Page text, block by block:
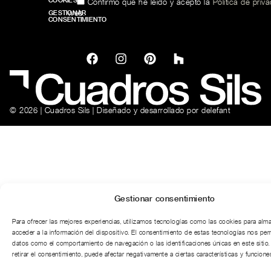
Gestionar consentimiento
Para ofrecer las mejores experiencias, utilizamos tecnologías como las cookies para
acceder a la información del dispositivo. El consentimiento de estas tecnologías nos
datos como el comportamiento de navegación o las identificaciones únicas en este
retirar el consentimiento, puede afectar negativamente a ciertas características y
GESTIONAR
CONSENTIMIENTO
Confirmo que he leído y acepto la Política de
web.
© 2026 | Cuadros Sils | Diseñado y desarrollado por delefant